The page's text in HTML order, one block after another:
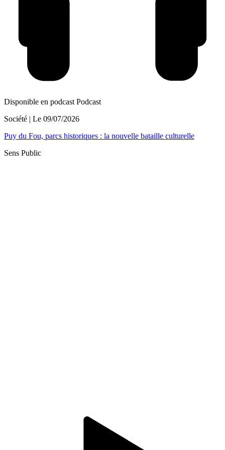
Disponible en podcast Podcast
Société | Le 09/07/2026
Puy du Fou, parcs historiques : la nouvelle bataille culturelle
Sens Public